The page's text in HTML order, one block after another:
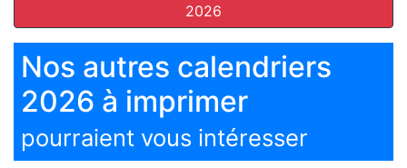
2026
Nos autres calendriers
2026 à imprimer
pourraient vous intéresser